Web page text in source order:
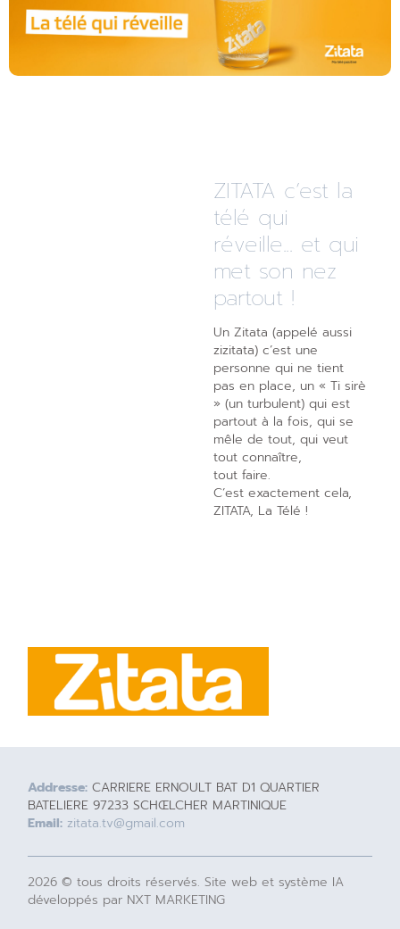
ZITATA c’est la
télé qui
réveille... et qui
met son nez
partout !
Un Zitata (appelé aussi
zizitata) c’est une
personne qui ne tient
pas en place, un « Ti sirè
» (un turbulent) qui est
partout à la fois, qui se
mêle de tout, qui veut
tout connaître,
tout faire.
C’est exactement cela,
ZITATA, La Télé !
Addresse: CARRIERE ERNOULT BAT D1 QUARTIER
BATELIERE 97233 SCHŒLCHER MARTINIQUE
Email: zitata.tv@gmail.com
2026 © tous droits réservés. Site web et système IA
développés par NXT MARKETING